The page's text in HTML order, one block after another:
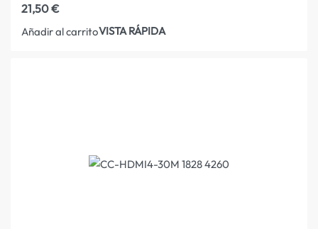
21,50€
Añadir al carritoVISTA RÁPIDA